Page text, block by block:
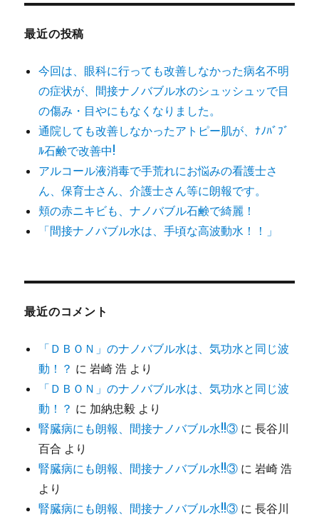
最近の投稿
今回は、眼科に行っても改善しなかった病名不明
の症状が、間接ナノバブル水のシュッシュッで目
の傷み・目やにもなくなりました。
通院しても改善しなかったアトピー肌が、ﾅﾉﾊﾞﾌﾞ
ﾙ石鹸で改善中!
アルコール液消毒で手荒れにお悩みの看護士さ
ん、保育士さん、介護士さん等に朗報です。
頬の赤ニキビも、ナノバブル石鹸で綺麗！
「間接ナノバブル水は、手頃な高波動水！！」
最近のコメント
「ＤＢＯＮ」のナノバブル水は、気功水と同じ波
動！？ に岩崎 浩 より
「ＤＢＯＮ」のナノバブル水は、気功水と同じ波
動！？ に 加納忠毅 より
腎臓病にも朗報、間接ナノバブル水!!③ に長谷川
百合 より
腎臓病にも朗報、間接ナノバブル水!!③ に岩崎 浩
より
腎臓病にも朗報、間接ナノバブル水!!③ に長谷川